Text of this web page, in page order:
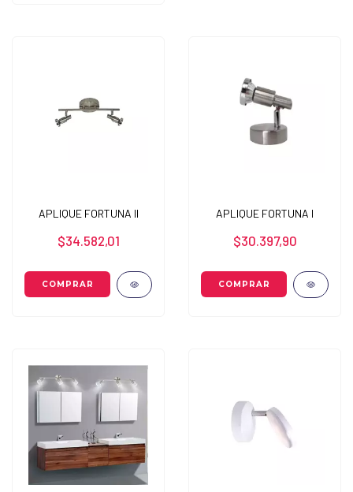
APLIQUE FORTUNA II
$34.582,01
APLIQUE FORTUNA I
$30.397,90